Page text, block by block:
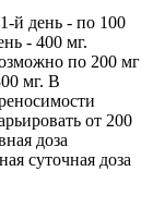
1-й день - по 100
- 400 мг.
по 200 мг
мг. В
от 200
доза
суточная доза